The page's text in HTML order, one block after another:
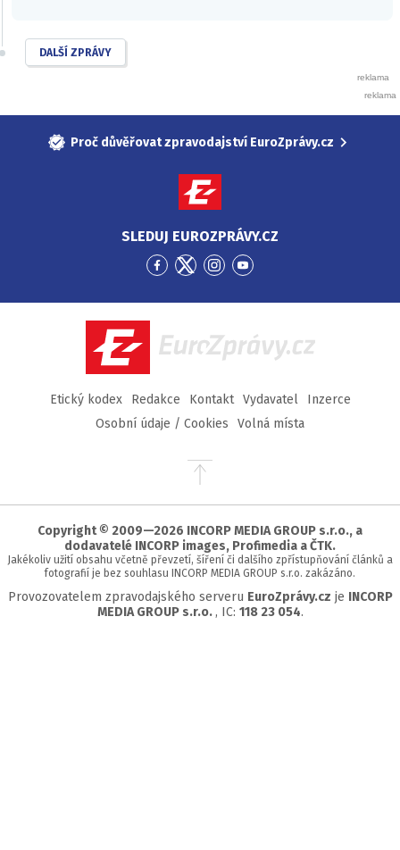
DALŠÍ ZPRÁVY
Proč důvěřovat zpravodajství EuroZprávy.cz
SLEDUJ EUROZPRÁVY.CZ
Přejít
Facebook
Přejít
Twitter
Přejít
Instagram
Přejít
YouTube
EuroZprávy.cz
Etický kodex Redakce Kontakt Vydavatel
Inzerce
Osobní údaje / Cookies
Volná místa
Přejít
stránky
Copyright © 2009—2026 INCORP MEDIA GROUP s.r.o., a
dodavatelé INCORP images, Profimedia a ČTK.
Jakékoliv užití obsahu včetně převzetí, šíření či dalšího zpřístupňování článků a
fotografií je bez souhlasu INCORP MEDIA GROUP s.r.o. zakázáno.
Provozovatelem zpravodajského serveru EuroZprávy.cz je INCORP
MEDIA GROUP s.r.o. , IC: 118 23 054.